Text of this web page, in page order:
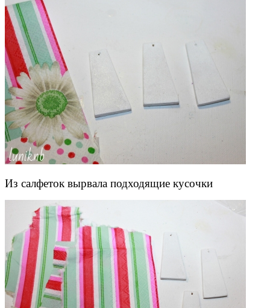
Из салфеток вырвала подходящие кусочки